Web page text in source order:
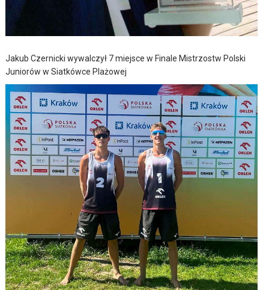
Jakub Czernicki wywalczył 7 miejsce w Finale Mistrzostw Polski
Juniorów w Siatkówce Plażowej